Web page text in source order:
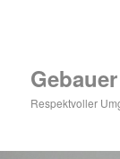
Respektvoller